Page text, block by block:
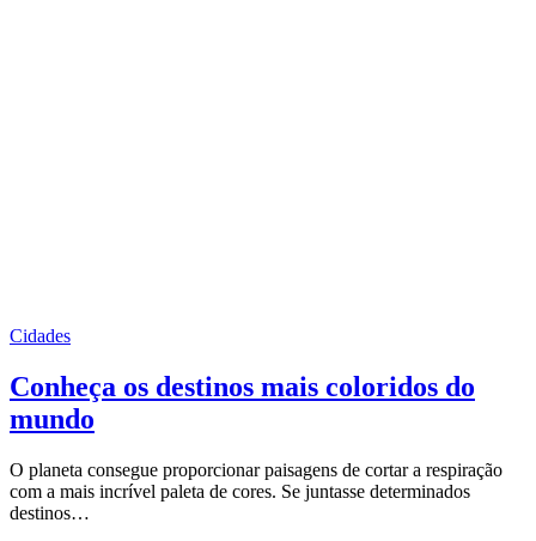
Cidades
Conheça os destinos mais coloridos do
mundo
O planeta consegue proporcionar paisagens de cortar a respiração
com a mais incrível paleta de cores. Se juntasse determinados
destinos…